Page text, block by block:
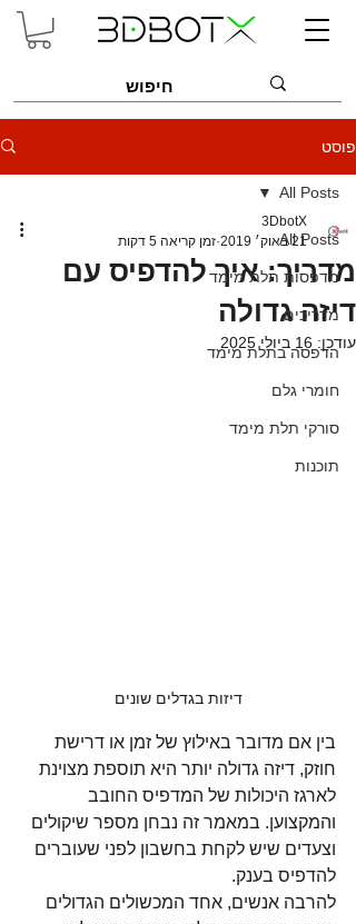
פוסט
All Posts
מדפסות תלת מימד
מדריכים
הדפסה בתלת מימד
חומרי גלם
סורקי תלת מימד
תוכנות
All Posts
מדריך: איך להדפיס עם
דיזה גדולה
3DbotX
21 באוק׳ 2019
זמן קריאה 5 דקות
עודכן: 16 ביולי 2025
דיזות בגדלים שונים
בין אם מדובר באילוץ של זמן או דרישת
חוזק, דיזה גדולה יותר היא תוספת מצוינת
לארגז היכולות של המדפיס החובב
והמקצוען. במאמר זה נבחן מספר שיקולים
וצעדים שיש לקחת בחשבון לפני שעוברים
להדפיס בענק.
להרבה אנשים, אחד המכשולים הגדולים